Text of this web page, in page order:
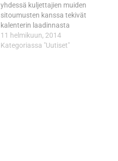
yhdessä kuljettajien muiden
sitoumusten kanssa tekivät
kalenterin laadinnasta
hankalimman useaan
vuoteen. Speedwayn SM-
11 helmikuun, 2014
Kategoriassa "Uutiset"